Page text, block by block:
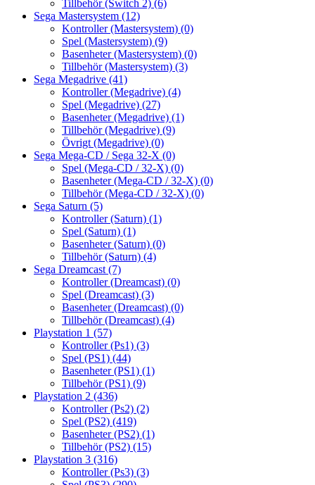
Tillbehör (Switch 2) (6)
Sega Mastersystem (12)
Kontroller (Mastersystem) (0)
Spel (Mastersystem) (9)
Basenheter (Mastersystem) (0)
Tillbehör (Mastersystem) (3)
Sega Megadrive (41)
Kontroller (Megadrive) (4)
Spel (Megadrive) (27)
Basenheter (Megadrive) (1)
Tillbehör (Megadrive) (9)
Övrigt (Megadrive) (0)
Sega Mega-CD / Sega 32-X (0)
Spel (Mega-CD / 32-X) (0)
Basenheter (Mega-CD / 32-X) (0)
Tillbehör (Mega-CD / 32-X) (0)
Sega Saturn (5)
Kontroller (Saturn) (1)
Spel (Saturn) (1)
Basenheter (Saturn) (0)
Tillbehör (Saturn) (4)
Sega Dreamcast (7)
Kontroller (Dreamcast) (0)
Spel (Dreamcast) (3)
Basenheter (Dreamcast) (0)
Tillbehör (Dreamcast) (4)
Playstation 1 (57)
Kontroller (Ps1) (3)
Spel (PS1) (44)
Basenheter (PS1) (1)
Tillbehör (PS1) (9)
Playstation 2 (436)
Kontroller (Ps2) (2)
Spel (PS2) (419)
Basenheter (PS2) (1)
Tillbehör (PS2) (15)
Playstation 3 (316)
Kontroller (Ps3) (3)